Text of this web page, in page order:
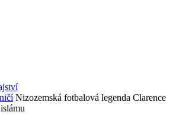
Nizozemská fotbalová legenda Clarence